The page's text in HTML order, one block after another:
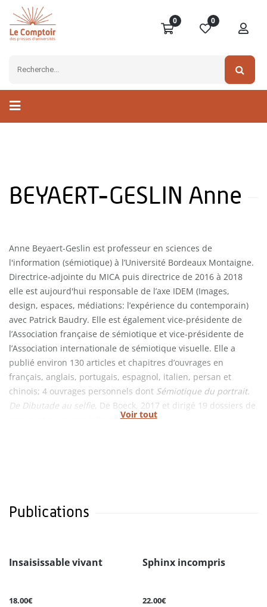
0 0
BEYAERT-GESLIN Anne
Voir tout
Anne Beyaert-Geslin est professeur en sciences de
l'information (sémiotique) à l’Université Bordeaux Montaigne.
Directrice-adjointe du MICA puis directrice de 2016 à 2018
elle est aujourd'hui responsable de l’axe IDEM (Images,
design, espaces, médiations: l’expérience du contemporain)
avec Patrick Baudry. Elle est également vice-présidente de
l’Association française de sémiotique et vice-présidente de
l’Association internationale de sémiotique visuelle. Elle a
publié environ 130 articles et chapitres d’ouvrages en
français, anglais, portugais, espagnol, italien, persan et
chinois; 4 ouvrages personnels dont Sémiotique du portrait.
De Dibutade au selfie, De Boeck, 2017 et dirigé 19 dossiers de
revues et ouvrages collectifs.
Publications
Insaisissable vivant
18.00€
Sphinx incompris
22.00€